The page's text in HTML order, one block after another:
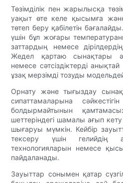
Төзімділік пен жарылысқа
уақыт өте келе қысымға
төтеп беру қабілетін
үшін бұл жоғары
заттардың немесе
Жедел қартаю сынақтары
немесе сәтсіздіктерді
ұзақ мерзімді тозуды
Орнату және тығыздау
сипаттамаларына
болдырмайтынын
шеттеріндегі шамалы ағып
шығаруы мүмкін. Кейбір
тексеру үшін гелийдің
технологияларын немесе
пайдаланады.
Зауыттар сонымен қатар